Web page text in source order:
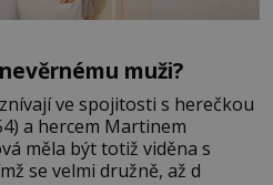
muži?
ve spojitosti s herečkou
a hercem Martinem
měla být totiž viděna s
se velmi družně, až d